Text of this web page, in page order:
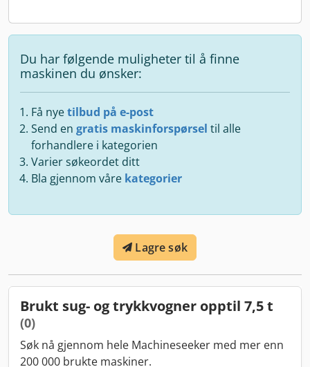
Du har følgende muligheter til å finne
maskinen du ønsker:
Få nyetilbud på e-post
Send en gratis maskinforspørsel til alle
forhandlere i kategorien
Varier søkeordet ditt
Bla gjennom våre kategorier
Lagre søk
Brukt sug- og trykkvogner opptil 7,5 t
(0)
Søk nå gjennom hele Machineseeker med mer enn
200 000 brukte maskiner.